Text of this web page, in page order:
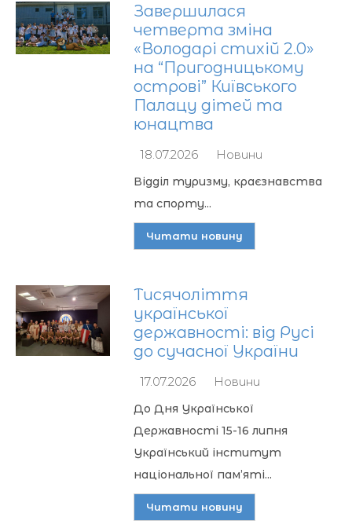
Завершилася
четверта зміна
«Володарі стихій 2.0»
на “Пригодницькому
острові” Київського
Палацу дітей та
юнацтва
18.07.2026 Новини
Відділ туризму, краєзнавства
та спорту...
Читати новину
Тисячоліття
української
державності: від Русі
до сучасної України
17.07.2026 Новини
До Дня Української
Державності 15-16 липня
Український інститут
національної пам’яті...
Читати новину